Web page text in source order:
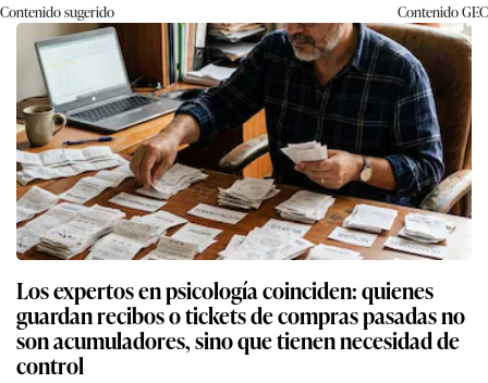
Contenido sugerido ContenidoGEC
Los expertos en psicología coinciden: quienes
guardan recibos o tickets de compras pasadas no
son acumuladores, sino que tienen necesidad de
control